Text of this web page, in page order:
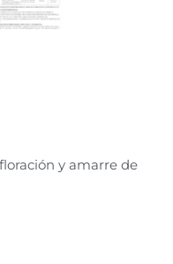
y amarre de